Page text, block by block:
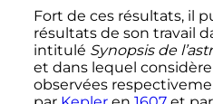
Fort de ces résultats, il
résultats de son travail
intitulé Synopsis de
et dans lequel
observées